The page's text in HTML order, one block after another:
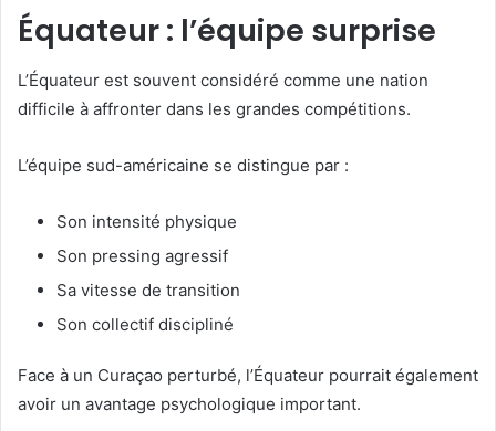
Équateur : l’équipe surprise
L’Équateur est souvent considéré comme une nation
difficile à affronter dans les grandes compétitions.
L’équipe sud-américaine se distingue par :
Son intensité physique
Son pressing agressif
Sa vitesse de transition
Son collectif discipliné
Face à un Curaçao perturbé, l’Équateur pourrait également
avoir un avantage psychologique important.